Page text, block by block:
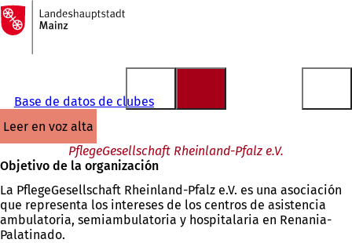
Saltar al contenido
A
la
página
Base de datos de clubes
leer en voz alta
PflegeGesellschaft Rheinland-Pfalz e.V.
Objetivo de la organización
La PflegeGesellschaft Rheinland-Pfalz e.V. es una asociación
que representa los intereses de los centros de asistencia
ambulatoria, semiambulatoria y hospitalaria en Renania-
Palatinado.